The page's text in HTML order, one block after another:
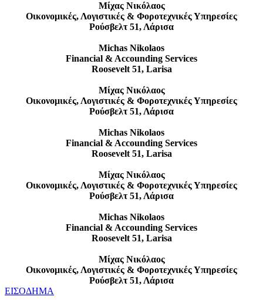
Μίχας Νικόλαος
Οικονομικές, Λογιστικές & Φοροτεχνικές Υπηρεσίες
Ρούσβελτ 51, Λάρισα
Michas Nikolaos
Financial & Accounding Services
Roosevelt 51, Larisa
Μίχας Νικόλαος
Οικονομικές, Λογιστικές & Φοροτεχνικές Υπηρεσίες
Ρούσβελτ 51, Λάρισα
Michas Nikolaos
Financial & Accounding Services
Roosevelt 51, Larisa
Μίχας Νικόλαος
Οικονομικές, Λογιστικές & Φοροτεχνικές Υπηρεσίες
Ρούσβελτ 51, Λάρισα
Michas Nikolaos
Financial & Accounding Services
Roosevelt 51, Larisa
Μίχας Νικόλαος
Οικονομικές, Λογιστικές & Φοροτεχνικές Υπηρεσίες
Ρούσβελτ 51, Λάρισα
ΕΙΣΟΔΗΜΑ